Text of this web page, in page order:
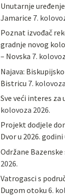
Unutarnje
Jamarice 7.
Poznat izvođač
gradnje novog
– Novska 7.
Najava:
Bistricu 7.
Sve veći interes za
kolovoza 2026.
Projekt dodjele
Dvor u 2026. godini
Održane
2026.
Vatrogasci s
Dugom otoku 6.